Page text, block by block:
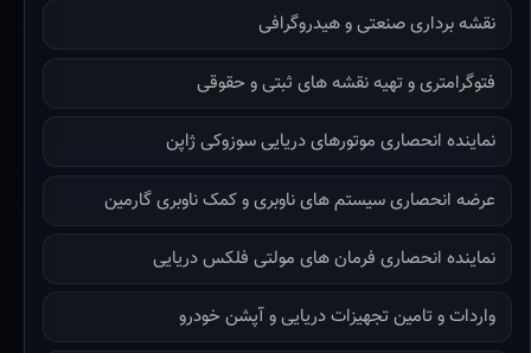
نقشه برداری صنعتی و هیدروگرافی
فتوگرامتری و تهیه نقشه های ثبتی و حقوقی
نماینده انحصاری موتورهای دریایی سوزوکی ژاپن
عرضه انحصاری سیستم های ناوبری و کمک ناوبری گارمین
نماینده انحصاری فرمان های مولتی فلکس دریایی
واردات و تامین تجهیزات دریایی و آپشن خودرو